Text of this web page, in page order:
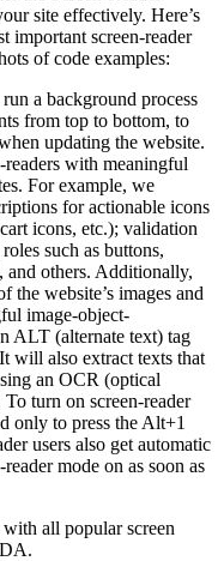
site effectively. Here’s
important screen-reader
of code examples:
a background process
from top to bottom, to
updating the website.
with meaningful
For example, we
for actionable icons
icons, etc.); validation
such as buttons,
and others. Additionally,
the website’s images and
image-object-
ALT (alternate text) tag
will also extract texts that
an OCR (optical
turn on screen-reader
only to press the Alt+1
users also get automatic
mode on as soon as
all popular screen